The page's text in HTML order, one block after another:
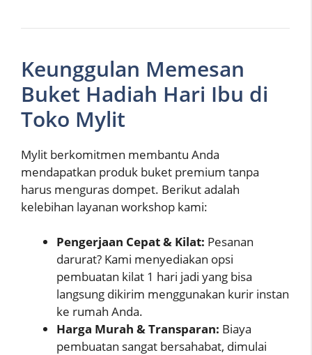
Keunggulan Memesan
Buket Hadiah Hari Ibu di
Toko Mylit
Mylit berkomitmen membantu Anda
mendapatkan produk buket premium tanpa
harus menguras dompet. Berikut adalah
kelebihan layanan workshop kami:
Pengerjaan Cepat & Kilat: Pesanan
darurat? Kami menyediakan opsi
pembuatan kilat 1 hari jadi yang bisa
langsung dikirim menggunakan kurir instan
ke rumah Anda.
Harga Murah & Transparan: Biaya
pembuatan sangat bersahabat, dimulai